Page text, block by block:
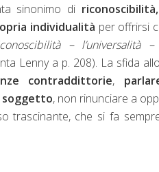
sinonimo di
individualità per offrirsi
– l’universalità
Lenny a p. 208). La sfida
contraddittorie,
, non rinunciare a
trascinante, che si fa